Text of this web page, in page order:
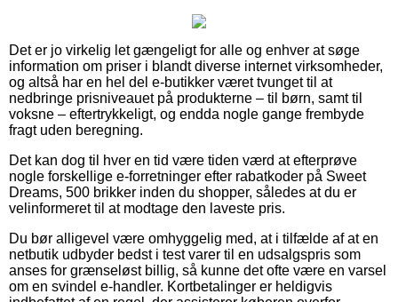
Det er jo virkelig let gængeligt for alle og enhver at søge
information om priser i blandt diverse internet virksomheder,
og altså har en hel del e-butikker været tvunget til at
nedbringe prisniveauet på produkterne – til børn, samt til
voksne – eftertrykkeligt, og endda nogle gange frembyde
fragt uden beregning.
Det kan dog til hver en tid være tiden værd at efterprøve
nogle forskellige e-forretninger efter rabatkoder på Sweet
Dreams, 500 brikker inden du shopper, således at du er
velinformeret til at modtage den laveste pris.
Du bør alligevel være omhyggelig med, at i tilfælde af at en
netbutik udbyder bedst i test varer til en udsalgspris som
anses for grænseløst billig, så kunne det ofte være en varsel
om en svindel e-handler. Kortbetalinger er heldigvis